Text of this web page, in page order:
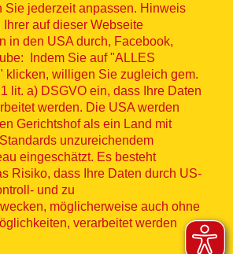
Sie jederzeit anpassen. Hinweis
auf dieser Webseite
in den USA durch, Facebook,
Indem Sie auf "ALLES
klicken, willigen Sie zugleich gem.
lit. a) DSGVO ein, dass Ihre Daten
werden. Die USA werden
Gerichtshof als ein Land mit
unzureichendem
eingeschätzt. Es besteht
Risiko, dass Ihre Daten durch US-
und zu
möglicherweise auch ohne
verarbeitet werden